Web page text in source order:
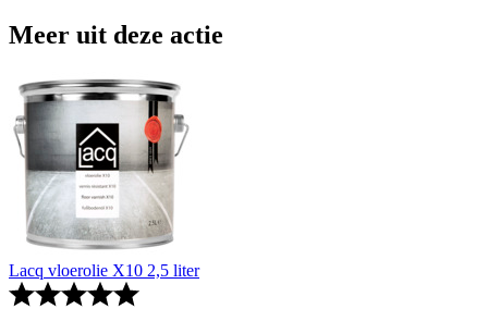
Meer uit deze actie
Lacq vloerolie X10 2,5 liter